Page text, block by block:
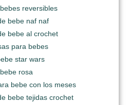
reversibles
bebe naf naf
bebe al crochet
para bebes
star wars
rosa
bebe con los meses
bebe tejidas crochet